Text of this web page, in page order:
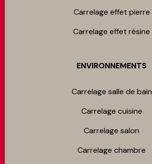
Carrelage effet pierre
Carrelage effet résine
ENVIRONNEMENTS
Carrelage salle de bain
Carrelage cuisine
Carrelage salon
Carrelage chambre​